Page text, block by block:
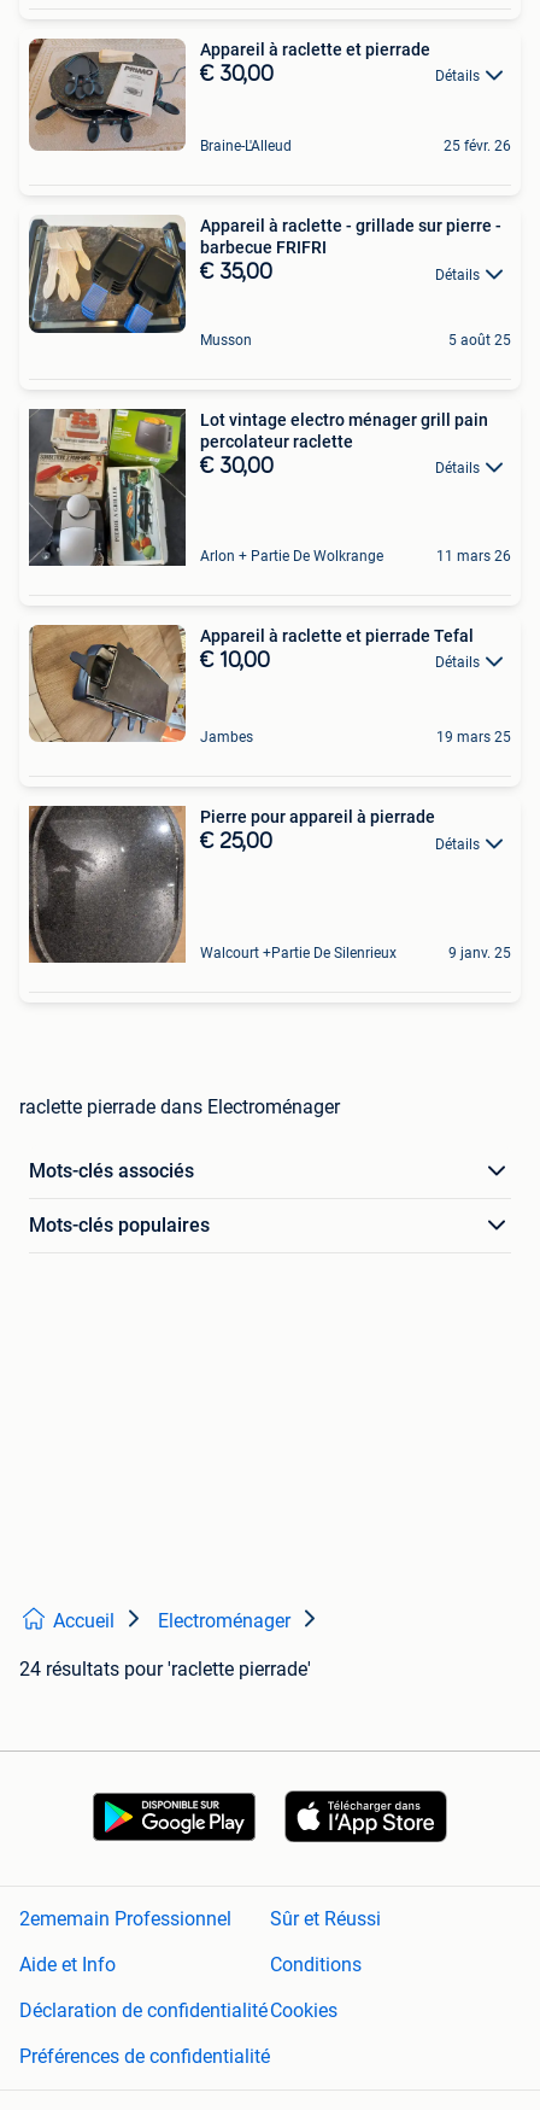
Appareil à raclette et pierrade
€ 30,00 Détails
Braine-L'Alleud 25 févr. 26
Appareil à raclette - grillade sur pierre -
barbecue FRIFRI
€ 35,00 Détails
Musson 5 août 25
Lot vintage electro ménager grill pain
percolateur raclette
€ 30,00 Détails
Arlon + Partie De Wolkrange 11 mars 26
Appareil à raclette et pierrade Tefal
€ 10,00 Détails
Jambes 19 mars 25
Pierre pour appareil à pierrade
€ 25,00 Détails
Walcourt +Partie De Silenrieux 9 janv. 25
raclette pierrade dans Electroménager
Mots-clés associés
Mots-clés populaires
Accueil Electroménager
24 résultats pour 'raclette pierrade'
2ememain Professionnel
Sûr et Réussi
Aide et Info
Conditions
Déclaration de confidentialitéCookies
Préférences de confidentialité